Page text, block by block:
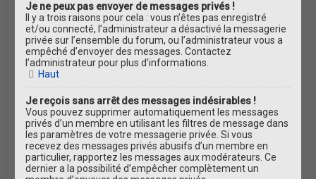
Je ne peux pas envoyer de messages privés !
Il y a trois raisons pour cela : vous n’êtes pas enregistré
et/ou connecté, l’administrateur a désactivé la messagerie
privée sur l’ensemble du forum, ou l’administrateur vous a
empêché d’envoyer des messages. Contactez
l’administrateur pour plus d’informations.
Haut
Je reçois sans arrêt des messages indésirables !
Vous pouvez supprimer automatiquement les messages
privés d’un membre en utilisant les filtres de message dans
les paramètres de votre messagerie privée. Si vous
recevez des messages privés abusifs d’un membre en
particulier, rapportez les messages aux modérateurs. Ce
dernier a la possibilité d’empêcher complètement un